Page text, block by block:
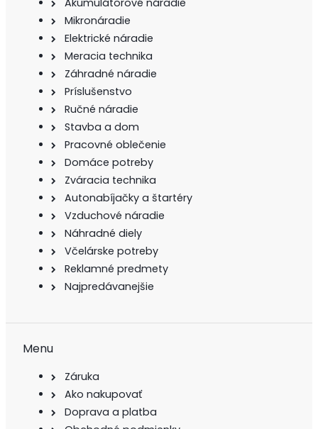
Mikronáradie
Elektrické náradie
Meracia technika
Záhradné náradie
Príslušenstvo
Ručné náradie
Stavba a dom
Pracovné oblečenie
Domáce potreby
Zváracia technika
Autonabíjačky a štartéry
Vzduchové náradie
Náhradné diely
Včelárske potreby
Reklamné predmety
Najpredávanejšie
Menu
Záruka
Ako nakupovať
Doprava a platba